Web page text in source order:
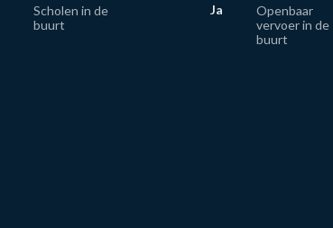
Scholen in de
buurt
Ja
Openbaar
vervoer in de
buurt